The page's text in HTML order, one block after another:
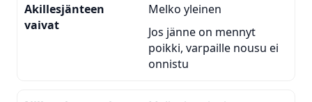
Akillesjänteen
vaivat
Melko yleinen
Jos jänne on mennyt
poikki, varpaille nousu ei
onnistu